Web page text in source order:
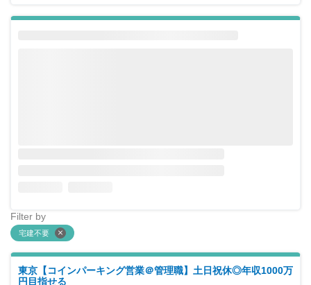
Filter by
宅建不要
東京【コインパーキング営業＠管理職】土日祝休◎年収1000万
円目指せる